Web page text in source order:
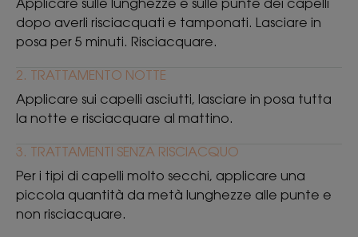
* Capelli nutriti e più forti a lungo : 88% concorda, capelli lucenti 91%,
capelli morbidi : 96% concorda, punte e lunghezze ristrutturate : 81%
***Secondo il test OECD 301B.
dopo averli risciacquati e tamponati. Lasciare in
posa per 5 minuti. Risciacquare.
2. TRATTAMENTO NOTTE
Applicare sui capelli asciutti, lasciare in posa tutta
la notte e risciacquare al mattino.
3. TRATTAMENTI SENZA RISCIACQUO
Per i tipi di capelli molto secchi, applicare una
piccola quantità da metà lunghezze alle punte e
non risciacquare.